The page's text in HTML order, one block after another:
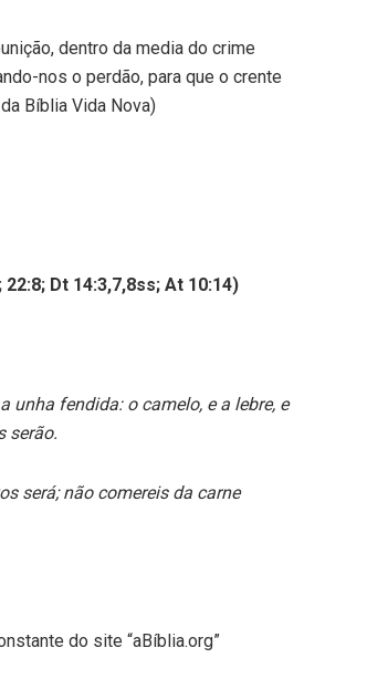
dentro da media do crime
nos o perdão, para que o crente
Bíblia Vida Nova)
Dt 14:3,7,8ss; At 10:14)
unha fendida: o camelo, e a lebre, e
serão.
será; não comereis da carne
do site “aBíblia.org”